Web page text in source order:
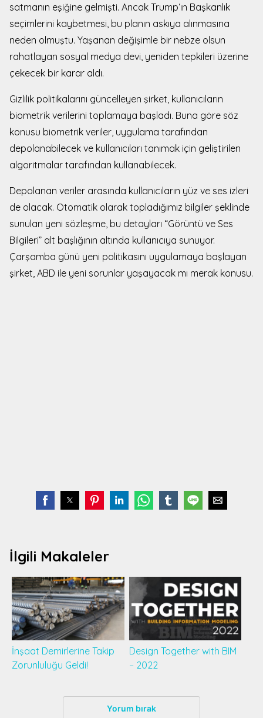
satmanın eşiğine gelmişti. Ancak Trump‘ın Başkanlık
seçimlerini kaybetmesi, bu planın askıya alınmasına
neden olmuştu. Yaşanan değişimle bir nebze olsun
rahatlayan sosyal medya devi, yeniden tepkileri üzerine
çekecek bir karar aldı.
Gizlilik politikalarını güncelleyen şirket, kullanıcıların
biometrik verilerini toplamaya başladı. Buna göre söz
konusu biometrik veriler, uygulama tarafından
depolanabilecek ve kullanıcıları tanımak için geliştirilen
algoritmalar tarafından kullanabilecek.
Depolanan veriler arasında kullanıcıların yüz ve ses izleri
de olacak. Otomatik olarak topladığımız bilgiler şeklinde
sunulan yeni sözleşme, bu detayları “Görüntü ve Ses
Bilgileri” alt başlığının altında kullanıcıya sunuyor.
Çarşamba günü yeni politikasını uygulamaya başlayan
şirket, ABD ile yeni sorunlar yaşayacak mı merak konusu.
İlgili Makaleler
İnşaat Demirlerine Takip
Zorunluluğu Geldi!
Design Together with BIM
– 2022
Yorum bırak